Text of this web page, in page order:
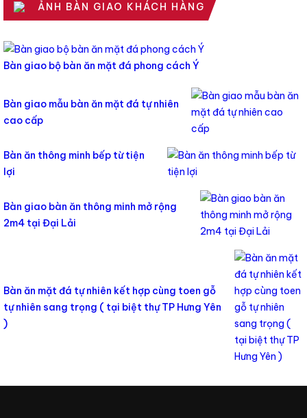
ẢNH BÀN GIAO KHÁCH HÀNG
Bàn giao bộ bàn ăn mặt đá phong cách Ý
Bàn giao mẫu bàn ăn mặt đá tự nhiên
cao cấp
Bàn ăn thông minh bếp từ tiện
lợi
Bàn giao bàn ăn thông minh mở rộng
2m4 tại Đại Lải
Bàn ăn mặt đá tự nhiên kết hợp cùng toen gỗ
tự nhiên sang trọng ( tại biệt thự TP Hưng Yên
)